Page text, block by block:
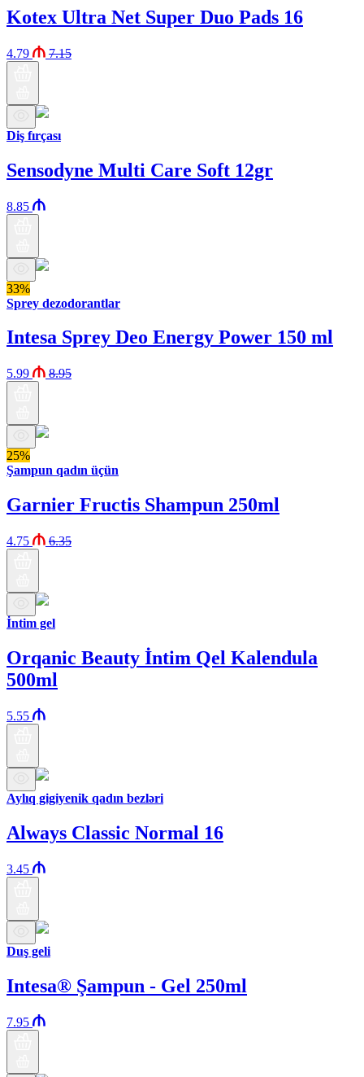
Kotex Ultra Net Super Duo Pads 16
4.79 7.15
Diş fırçası
Sensodyne Multi Care Soft 12gr
8.85
33%
Sprey dezodorantlar
Intesa Sprey Deo Energy Power 150 ml
5.99 8.95
25%
Şampun qadın üçün
Garnier Fructis Shampun 250ml
4.75 6.35
İntim gel
Orqanic Beauty İntim Qel Kalendula
500ml
5.55
Aylıq gigiyenik qadın bezləri
Always Classic Normal 16
3.45
Duş geli
Intesa® Şampun - Gel 250ml
7.95